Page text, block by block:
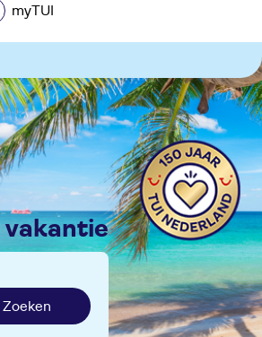
myTUI
vakantie
Zoeken